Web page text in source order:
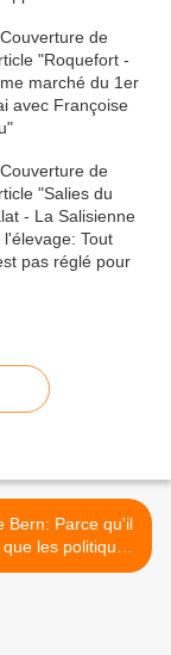
Bern: Parce qu'il
les politiques
qui ont des